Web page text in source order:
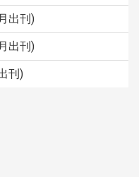
出刊)
出刊)
刊)